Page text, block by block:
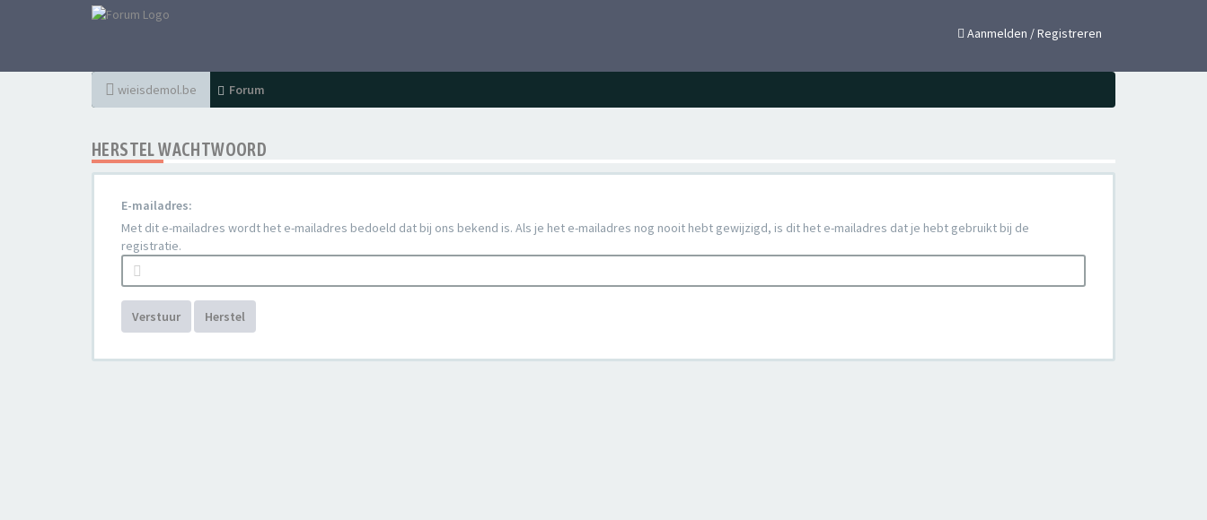
Aanmelden / Registreren
wieisdemol.be Forum
HERSTEL WACHTWOORD
E-mailadres:
Met dit e-mailadres wordt het e-mailadres bedoeld dat bij ons bekend is. Als je het e-mailadres nog nooit hebt gewijzigd, is dit het e-mailadres dat je hebt gebruikt bij de
registratie.
Verstuur Herstel